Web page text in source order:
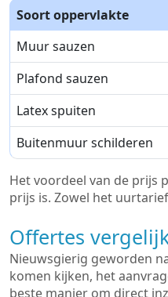
Soort oppervlakte
Muur sauzen
Plafond sauzen
Latex spuiten
Buitenmuur schilderen
Het voordeel van de prijs
prijs is. Zowel het
Offertes
Nieuwsgierig geworden
komen kijken, het
beste manier om direct